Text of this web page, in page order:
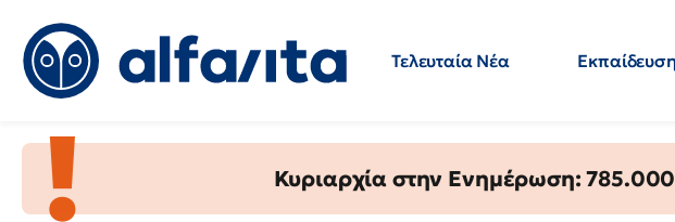
Τελευταία Νέα Εκπαίδευση
Κυριαρχία στην Ενημέρωση: 785.000